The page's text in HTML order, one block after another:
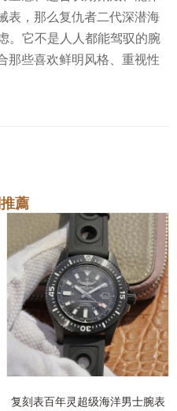
表，那么复仇者二代深潜海
。它不是人人都能驾驭的腕
那些喜欢鲜明风格、重视性
薦
复刻表百年灵超级海洋男士腕表